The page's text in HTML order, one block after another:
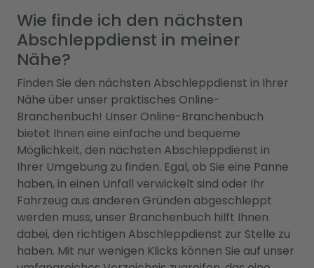
Wie finde ich den nächsten
Abschleppdienst in meiner
Nähe?
Finden Sie den nächsten Abschleppdienst in Ihrer
Nähe über unser praktisches Online-
Branchenbuch! Unser Online-Branchenbuch
bietet Ihnen eine einfache und bequeme
Möglichkeit, den nächsten Abschleppdienst in
Ihrer Umgebung zu finden. Egal, ob Sie eine Panne
haben, in einen Unfall verwickelt sind oder Ihr
Fahrzeug aus anderen Gründen abgeschleppt
werden muss, unser Branchenbuch hilft Ihnen
dabei, den richtigen Abschleppdienst zur Stelle zu
haben. Mit nur wenigen Klicks können Sie auf unser